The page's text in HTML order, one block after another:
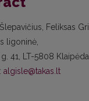
Feliksas
ligoninė,
41, LT-5808 Klaipėda
algisle@takas.lt